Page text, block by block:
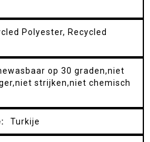
Polyester, Recycled
op 30 graden,niet
strijken,niet chemisch
Turkije